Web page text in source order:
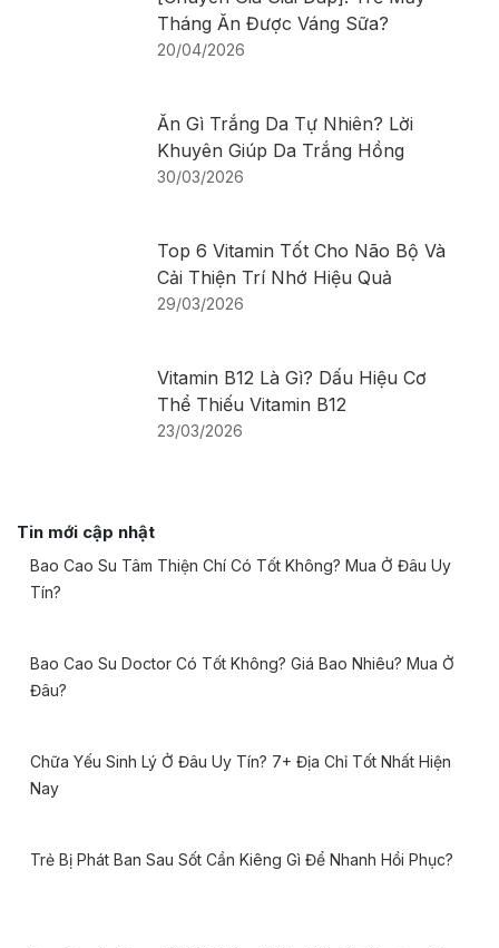
Tháng Ăn Được Váng Sữa?
20/04/2026
Ăn Gì Trắng Da Tự Nhiên? Lời
Khuyên Giúp Da Trắng Hồng
30/03/2026
Top 6 Vitamin Tốt Cho Não Bộ Và
Cải Thiện Trí Nhớ Hiệu Quả
29/03/2026
Vitamin B12 Là Gì? Dấu Hiệu Cơ
Thể Thiếu Vitamin B12
23/03/2026
Tin mới cập nhật
Bao Cao Su Tâm Thiện Chí Có Tốt Không? Mua Ở Đâu Uy
Tín?
Bao Cao Su Doctor Có Tốt Không? Giá Bao Nhiêu? Mua Ở
Đâu?
Chữa Yếu Sinh Lý Ở Đâu Uy Tín? 7+ Địa Chỉ Tốt Nhất Hiện
Nay
Trẻ Bị Phát Ban Sau Sốt Cần Kiêng Gì Để Nhanh Hồi Phục?